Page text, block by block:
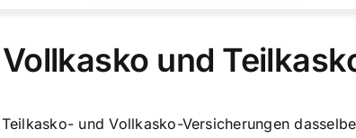
und
und Vollkasko-Versicherungen